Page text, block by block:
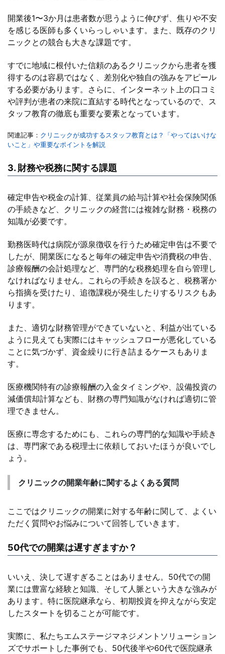
開業後1〜3か月は患者数が思うように伸びず、焦りや不安
を感じる医師も多くいらっしゃいます。また、既存のクリ
ニックとの競合も大きな課題です。
すでに地域に根付いた信頼のあるクリニックから患者を獲
得するのは容易ではなく、差別化や独自の強みをアピール
する必要があります。さらに、インターネット上の口コミ
や評判が患者の来院に直結する時代となっているので、ス
タッフ教育の徹底も重要な要素となっています。
関連記事： クリニックが成功するスタッフ教育とは？「やってはいけな
いこと」や重要なポイントを解説
3. 財務や税務に関する課題
確定申告や税金の計算、従業員の給与計算や社会保険関係
の手続きなど、クリニックの経営には複雑な財務・税務の
知識が必要です。
勤務医時代は病院が源泉徴収を行うため確定申告は不要で
したが、開業医になると毎年の確定申告や消費税の申告、
診療報酬の会計処理など、専門的な税務処理を自ら管理し
なければなりません。これらの手続きを誤ると、税務署か
ら指摘を受けたり、追徴課税が発生したりするリスクもあ
ります。
また、適切な財務管理ができていないと、利益が出ている
ように見えても実際にはキャッシュフローが悪化している
ことに気づかず、資金繰りに行き詰まるケースもありま
す。
医療機関特有の診療報酬の入金タイミングや、設備投資の
減価償却計算なども、財務の専門知識がなければ適切に管
理できません。
医療に専念するためにも、これらの専門的な知識や手続き
は、専門家である税理士に依頼しておいたほうが良いでし
ょう。
クリニックの開業年齢に関するよくある質問
ここではクリニックの開業に対する年齢に関して、よくい
ただく質問やお悩みについて回答していきます。
50代での開業は遅すぎますか？
いいえ、決して遅すぎることはありません。50代での開
業には豊富な経験と知識、そして人脈という大きな強みが
あります。特に医院継承なら、初期投資を抑えながら安定
したスタートを切ることが可能です。
実際に、私たちエムステージマネジメントソリューション
ズでサポートした事例でも、50代後半や60代で医院継承